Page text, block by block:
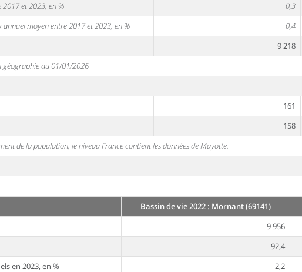
et 2023, en %
0,3
moyen entre 2017 et 2023, en %
0,4
9 218
géographie au 01/01/2026
161
158
de la population, le niveau France contient les données de Mayotte.
Bassin de vie 2022 : Mornant (69141)
9 956
92,4
en 2023, en %
2,2